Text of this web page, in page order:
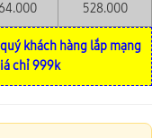
528.000
khách hàng lắp mạng
chỉ 999k